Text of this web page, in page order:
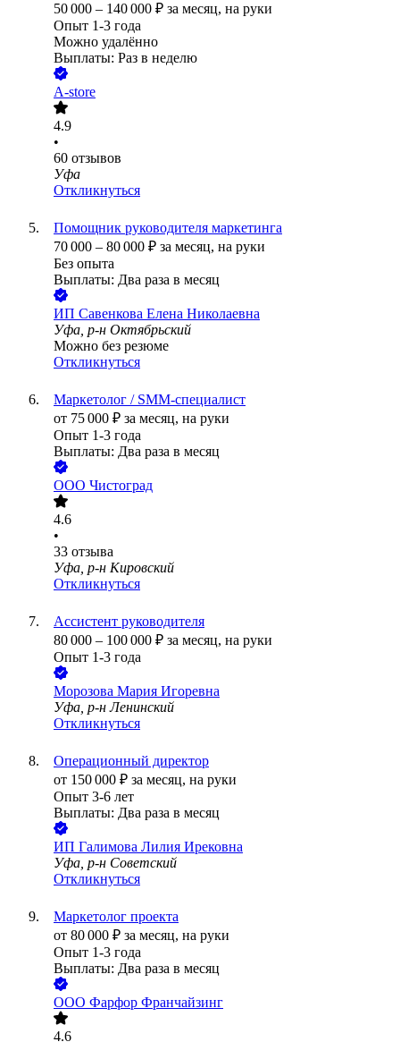
50 000 – 140 000 ₽ за месяц, на руки
Опыт 1-3 года
Можно удалённо
Выплаты: Раз в неделю
A-store
4.9
•
60 отзывов
Уфа
Откликнуться
Помощник руководителя маркетинга
70 000 – 80 000 ₽ за месяц, на руки
Без опыта
Выплаты: Два раза в месяц
ИП Савенкова Елена Николаевна
Уфа, р-н Октябрьский
Можно без резюме
Откликнуться
Маркетолог / SMM-специалист
от 75 000 ₽ за месяц, на руки
Опыт 1-3 года
Выплаты: Два раза в месяц
ООО Чистоград
4.6
•
33 отзыва
Уфа, р-н Кировский
Откликнуться
Ассистент руководителя
80 000 – 100 000 ₽ за месяц, на руки
Опыт 1-3 года
Морозова Мария Игоревна
Уфа, р-н Ленинский
Откликнуться
Операционный директор
от 150 000 ₽ за месяц, на руки
Опыт 3-6 лет
Выплаты: Два раза в месяц
ИП Галимова Лилия Ирековна
Уфа, р-н Советский
Откликнуться
Маркетолог проекта
от 80 000 ₽ за месяц, на руки
Опыт 1-3 года
Выплаты: Два раза в месяц
ООО Фарфор Франчайзинг
4.6